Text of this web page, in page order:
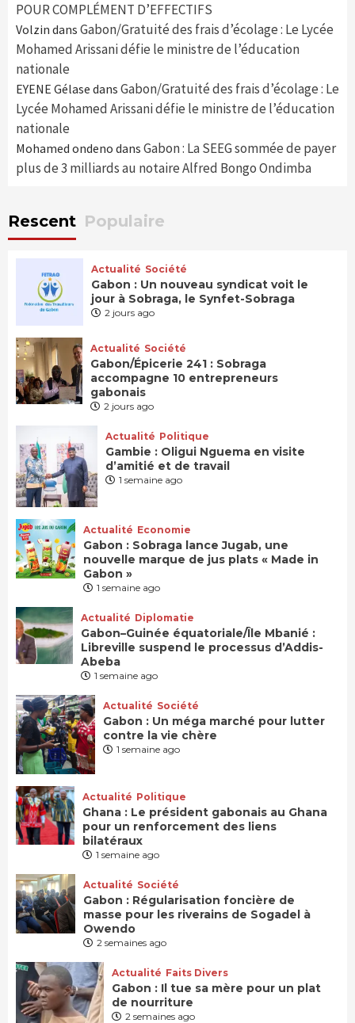
POUR COMPLÉMENT D’EFFECTIFS
Volzin dans Gabon/Gratuité des frais d’écolage : Le Lycée
Mohamed Arissani défie le ministre de l’éducation
nationale
EYENE Gélase dans Gabon/Gratuité des frais d’écolage : Le
Lycée Mohamed Arissani défie le ministre de l’éducation
nationale
Mohamed ondeno dans Gabon : La SEEG sommée de payer
plus de 3 milliards au notaire Alfred Bongo Ondimba
Rescent Populaire
Actualité Société
Gabon : Un nouveau syndicat voit le
jour à Sobraga, le Synfet-Sobraga
2 jours ago
Actualité Société
Gabon/Épicerie 241 : Sobraga
accompagne 10 entrepreneurs
gabonais
2 jours ago
Actualité Politique
Gambie : Oligui Nguema en visite
d’amitié et de travail
1 semaine ago
Actualité Economie
Gabon : Sobraga lance Jugab, une
nouvelle marque de jus plats « Made in
Gabon »
1 semaine ago
Actualité Diplomatie
Gabon–Guinée équatoriale/Île Mbanié :
Libreville suspend le processus d’Addis-
Abeba
1 semaine ago
Actualité Société
Gabon : Un méga marché pour lutter
contre la vie chère
1 semaine ago
Actualité Politique
Ghana : Le président gabonais au Ghana
pour un renforcement des liens
bilatéraux
1 semaine ago
Actualité Société
Gabon : Régularisation foncière de
masse pour les riverains de Sogadel à
Owendo
2 semaines ago
Actualité Faits Divers
Gabon : Il tue sa mère pour un plat
de nourriture
2 semaines ago